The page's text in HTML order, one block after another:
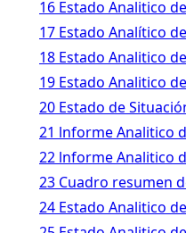
16 Estado Analitico
17 Estado Analítico
18 Estado Analitico
19 Estado Analitico
20 Estado de
21 lnforme Analitico
22 lnforme Analitico
23 Cuadro resumen
24 Estado Analitico